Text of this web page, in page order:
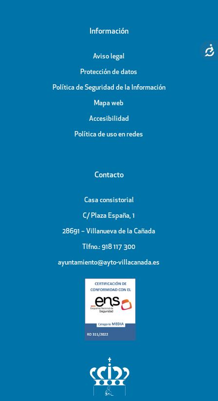
Información
Aviso legal
Protección de datos
Política de Seguridad de la Información
Mapa web
Accesibilidad
Política de uso en redes
Contacto
Casa consistorial
C/ Plaza España, 1
28691 – Villanueva de la Cañada
Tlfno.: 918 117 300
ayuntamiento@ayto-villacanada.es